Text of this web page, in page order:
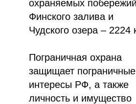
охраняемых
Финского залива и
Чудского озера – 2224
Пограничная охрана
защищает пограничные
интересы РФ, а также
личность и имущество